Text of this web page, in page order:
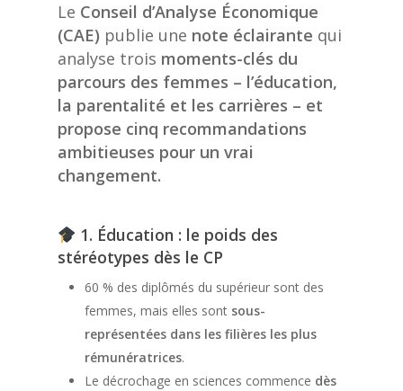
Le Conseil d’Analyse Économique
(CAE) publie une note éclairante qui
analyse trois moments-clés du
parcours des femmes – l’éducation,
la parentalité et les carrières – et
propose cinq recommandations
ambitieuses pour un vrai
changement.
1. Éducation : le poids des
stéréotypes dès le CP
60 % des diplômés du supérieur sont des
femmes, mais elles sont sous-
représentées dans les filières les plus
rémunératrices.
Le décrochage en sciences commence dès